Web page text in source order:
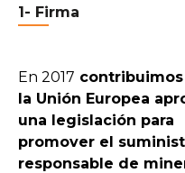
1- Firma
En 2017
la Unión Europea
una legislación para
promover el
responsable de